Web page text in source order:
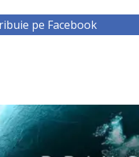
pe Facebook